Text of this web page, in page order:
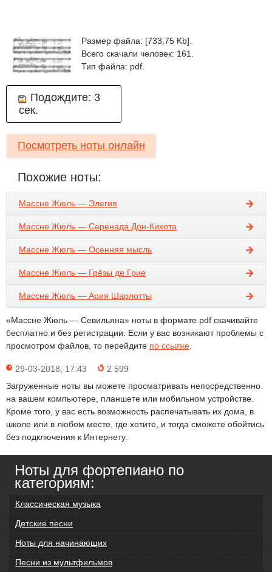
Размер файла: [733,75 Kb].
Всего скачали человек: 161.
Тип файла: pdf.
Подождите: 3
сек.
Посмотреть ноты онлайн
Похожие ноты:
Массне Жюль — Элегия
Массне Жюль — Серенада Дон-Кихота
Массне Жюль — Осенняя мысль
Массне Жюль — Грёзы де Грие
Массне Жюль — Ария Шарлотты
«Массне Жюль — Севильяна» ноты в формате pdf скачивайте
бесплатно и без регистрации. Если у вас возникают проблемы с
просмотром файлов, то перейдите по ссылке
29-03-2018, 17:43
2 599
Загруженные ноты вы можете просматривать непосредственно
на вашем компьютере, планшете или мобильном устройстве.
Кроме того, у вас есть возможность распечатывать их дома, в
школе или в любом месте, где хотите, и тогда сможете обойтись
без подключения к Интернету.
Ноты для фортепиано по
категориям:
Классическая музыка
Детские песни
Ноты для начинающих
Песни из мультфильмов